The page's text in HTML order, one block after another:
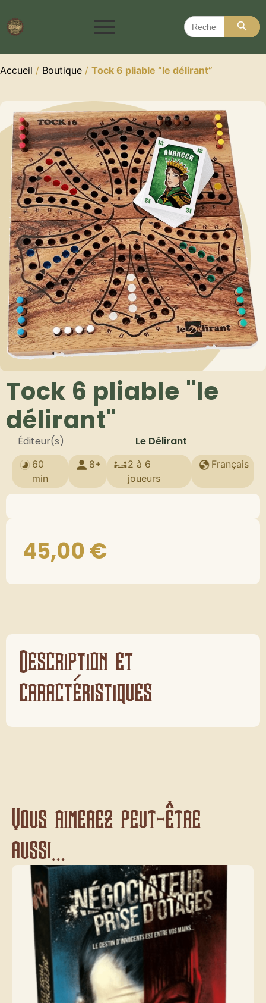
Search
for:
Search
Accueil / Boutique / Tock 6 pliable “le délirant”
Tock 6 pliable "le
délirant"
Éditeur(s) Le Délirant
60
min
8+
2 à 6
joueurs
Français
45,00€
Description et
caractéristiques
Vous aimerez peut-être
aussi...